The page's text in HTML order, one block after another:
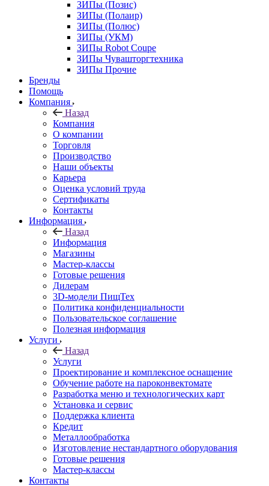
ЗИПы (Позис)
ЗИПы (Полаир)
ЗИПы (Полюс)
ЗИПы (УКМ)
ЗИПы Robot Coupe
ЗИПы Чувашторгтехника
ЗИПы Прочие
Бренды
Помощь
Компания
Назад
Компания
О компании
Торговля
Производство
Наши объекты
Карьера
Оценка условий труда
Сертификаты
Контакты
Информация
Назад
Информация
Магазины
Мастер-классы
Готовые решения
Дилерам
3D-модели ПищТех
Политика конфиденциальности
Пользовательское соглашение
Полезная информация
Услуги
Назад
Услуги
Проектирование и комплексное оснащение
Обучение работе на пароконвектомате
Разработка меню и технологических карт
Установка и сервис
Поддержка клиента
Кредит
Металлообработка
Изготовление нестандартного оборудования
Готовые решения
Мастер-классы
Контакты